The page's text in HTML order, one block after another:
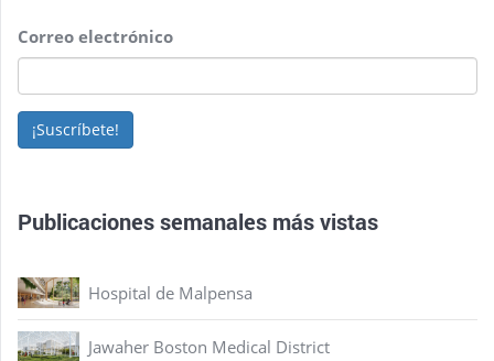
Correo electrónico
¡Suscríbete!
Publicaciones semanales más vistas
Hospital de Malpensa
Jawaher Boston Medical District